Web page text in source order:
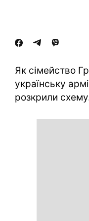
Як сімейство
українську
розкрили